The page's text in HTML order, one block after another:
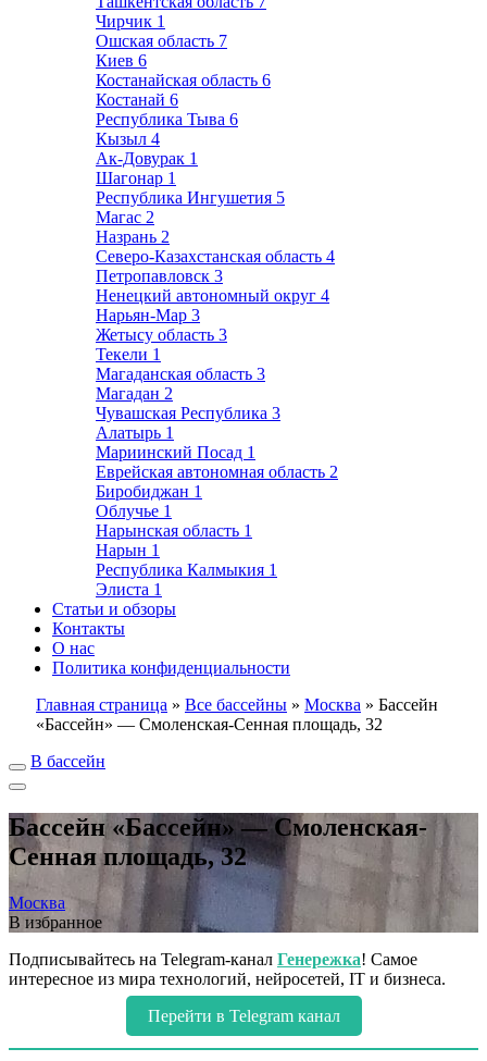
Чирчик 1
Ошская область 7
Киев 6
Костанайская область 6
Костанай 6
Республика Тыва 6
Кызыл 4
Ак-Довурак 1
Шагонар 1
Республика Ингушетия 5
Магас 2
Назрань 2
Северо-Казахстанская область 4
Петропавловск 3
Ненецкий автономный округ 4
Нарьян-Мар 3
Жетысу область 3
Текели 1
Магаданская область 3
Магадан 2
Чувашская Республика 3
Алатырь 1
Мариинский Посад 1
Еврейская автономная область 2
Биробиджан 1
Облучье 1
Нарынская область 1
Нарын 1
Республика Калмыкия 1
Элиста 1
Статьи и обзоры
Контакты
О нас
Политика конфиденциальности
Главная страница » Все бассейны » Москва » Бассейн
«Бассейн» — Смоленская-Сенная площадь, 32
В бассейн
Бассейн «Бассейн» — Смоленская-
Сенная площадь, 32
Москва
В избранное
Подписывайтесь на Telegram-канал Генережка! Самое
интересное из мира технологий, нейросетей, IT и бизнеса.
Перейти в Telegram канал